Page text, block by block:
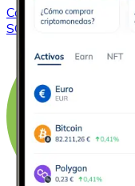
ComprarSolana
con
SOL